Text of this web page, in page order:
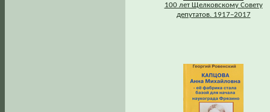
100 лет Щелковскому Совету
депутатов. 1917–2017